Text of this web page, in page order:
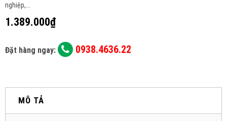
nghiệp,...
1.389.000₫
Đặt hàng ngay: 0938.4636.22
MÔ TẢ